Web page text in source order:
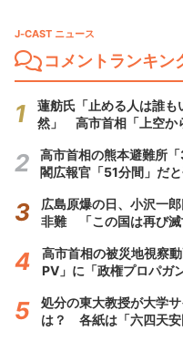
J-CAST ニュース
コメントランキン
蓮舫氏「止める人は誰
然」 高市首相「上空か
高市首相の熊本避難所
閣広報官「51分間」だ
広島原爆の日、小沢一
非難 「この国は再び滅
高市首相の被災地視察
PV」に「政権プロパガ
処分の東大教授が大学
は？ 各紙は「六四天安